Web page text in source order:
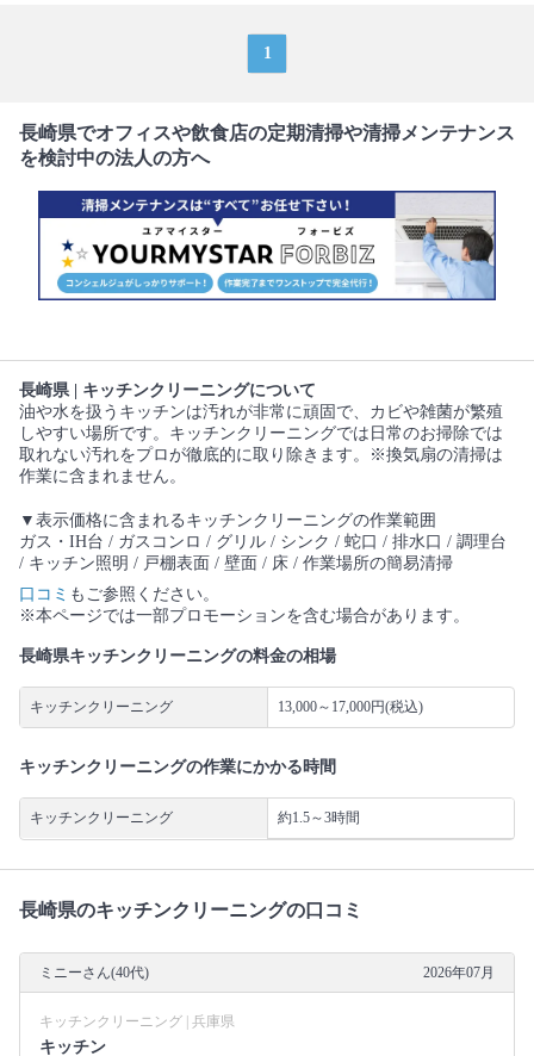
1
長崎県でオフィスや飲食店の定期清掃や清掃メンテナンス
を検討中の法人の方へ
長崎県 | キッチンクリーニングについて
油や水を扱うキッチンは汚れが非常に頑固で、カビや雑菌が繁殖
しやすい場所です。キッチンクリーニングでは日常のお掃除では
取れない汚れをプロが徹底的に取り除きます。※換気扇の清掃は
作業に含まれません。
▼表示価格に含まれるキッチンクリーニングの作業範囲
ガス・IH台 / ガスコンロ / グリル / シンク / 蛇口 / 排水口 / 調理台
/ キッチン照明 / 戸棚表面 / 壁面 / 床 / 作業場所の簡易清掃
口コミ もご参照ください。
※本ページでは一部プロモーションを含む場合があります。
長崎県キッチンクリーニングの料金の相場
キッチンクリーニング 13,000～17,000円(税込)
キッチンクリーニングの作業にかかる時間
キッチンクリーニング 約1.5～3時間
長崎県のキッチンクリーニングの口コミ
ミニーさん(40代) 2026年07月
キッチンクリーニング | 兵庫県
キッチン